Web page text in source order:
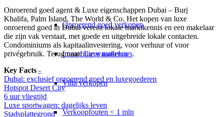
Onroerend goed verkopen
Immobilie waarderen
Villa verkopen
Verkoopfouten < 1 mln
Onroerend goed agent & Luxe eigenschappen Dubai – Burj
Khalifa, Palm Island, The World & Co. Het kopen van luxe
onroerend goed in Dubai vereist lokale marktkennis en een makelaar
die zijn vak verstaat, met goede en uitgebreide lokale contacten.
Condominiums als kapitaalinvestering, voor verhuur of voor
privégebruik. Terug naar:Luxe makelaars.
Key Facts -
Dubai: exclusief onroerend goed en luxegoederen
Hotspot Desert City
6 uur vliegtijd
Luxe sportwagen: dagelijks leven
Stadsplattegrond